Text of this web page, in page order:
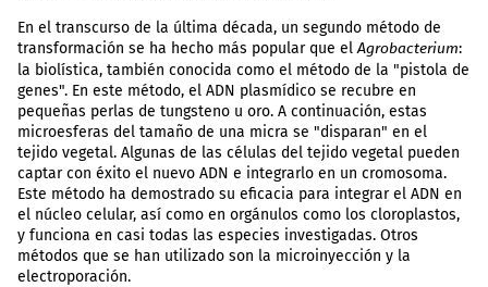
En el transcurso de la última década, un segundo método de
transformación se ha hecho más popular que elAgrobacterium:
la biolística, también conocida como el método de la "pistola de
genes". En este método, el ADN plasmídico se recubre en
pequeñas perlas de tungsteno u oro. A continuación, estas
microesferas del tamaño de una micra se "disparan" en el
tejido vegetal. Algunas de las células del tejido vegetal pueden
captar con éxito el nuevo ADN e integrarlo en un cromosoma.
Este método ha demostrado su eficacia para integrar el ADN en
el núcleo celular, así como en orgánulos como los cloroplastos,
y funciona en casi todas las especies investigadas. Otros
métodos que se han utilizado son la microinyección y la
electroporación.